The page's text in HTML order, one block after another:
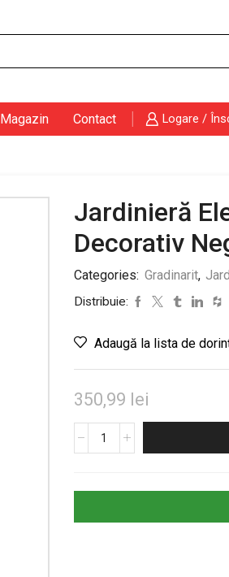
Magazin Contact Logare /
Jardinieră
Decorativ
Categories: Gradinarit,
Distribuie:
Adaugă la lista de
350,99 lei
Cantitate
cu